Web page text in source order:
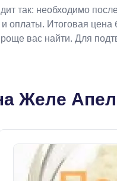
так: необходимо
оплаты. Итоговая
вас найти. Для
Желе